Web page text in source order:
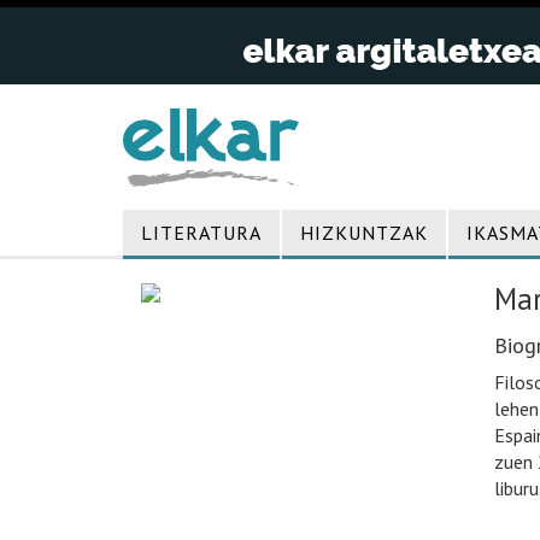
LITERATURA HIZKUNTZAK
zuen